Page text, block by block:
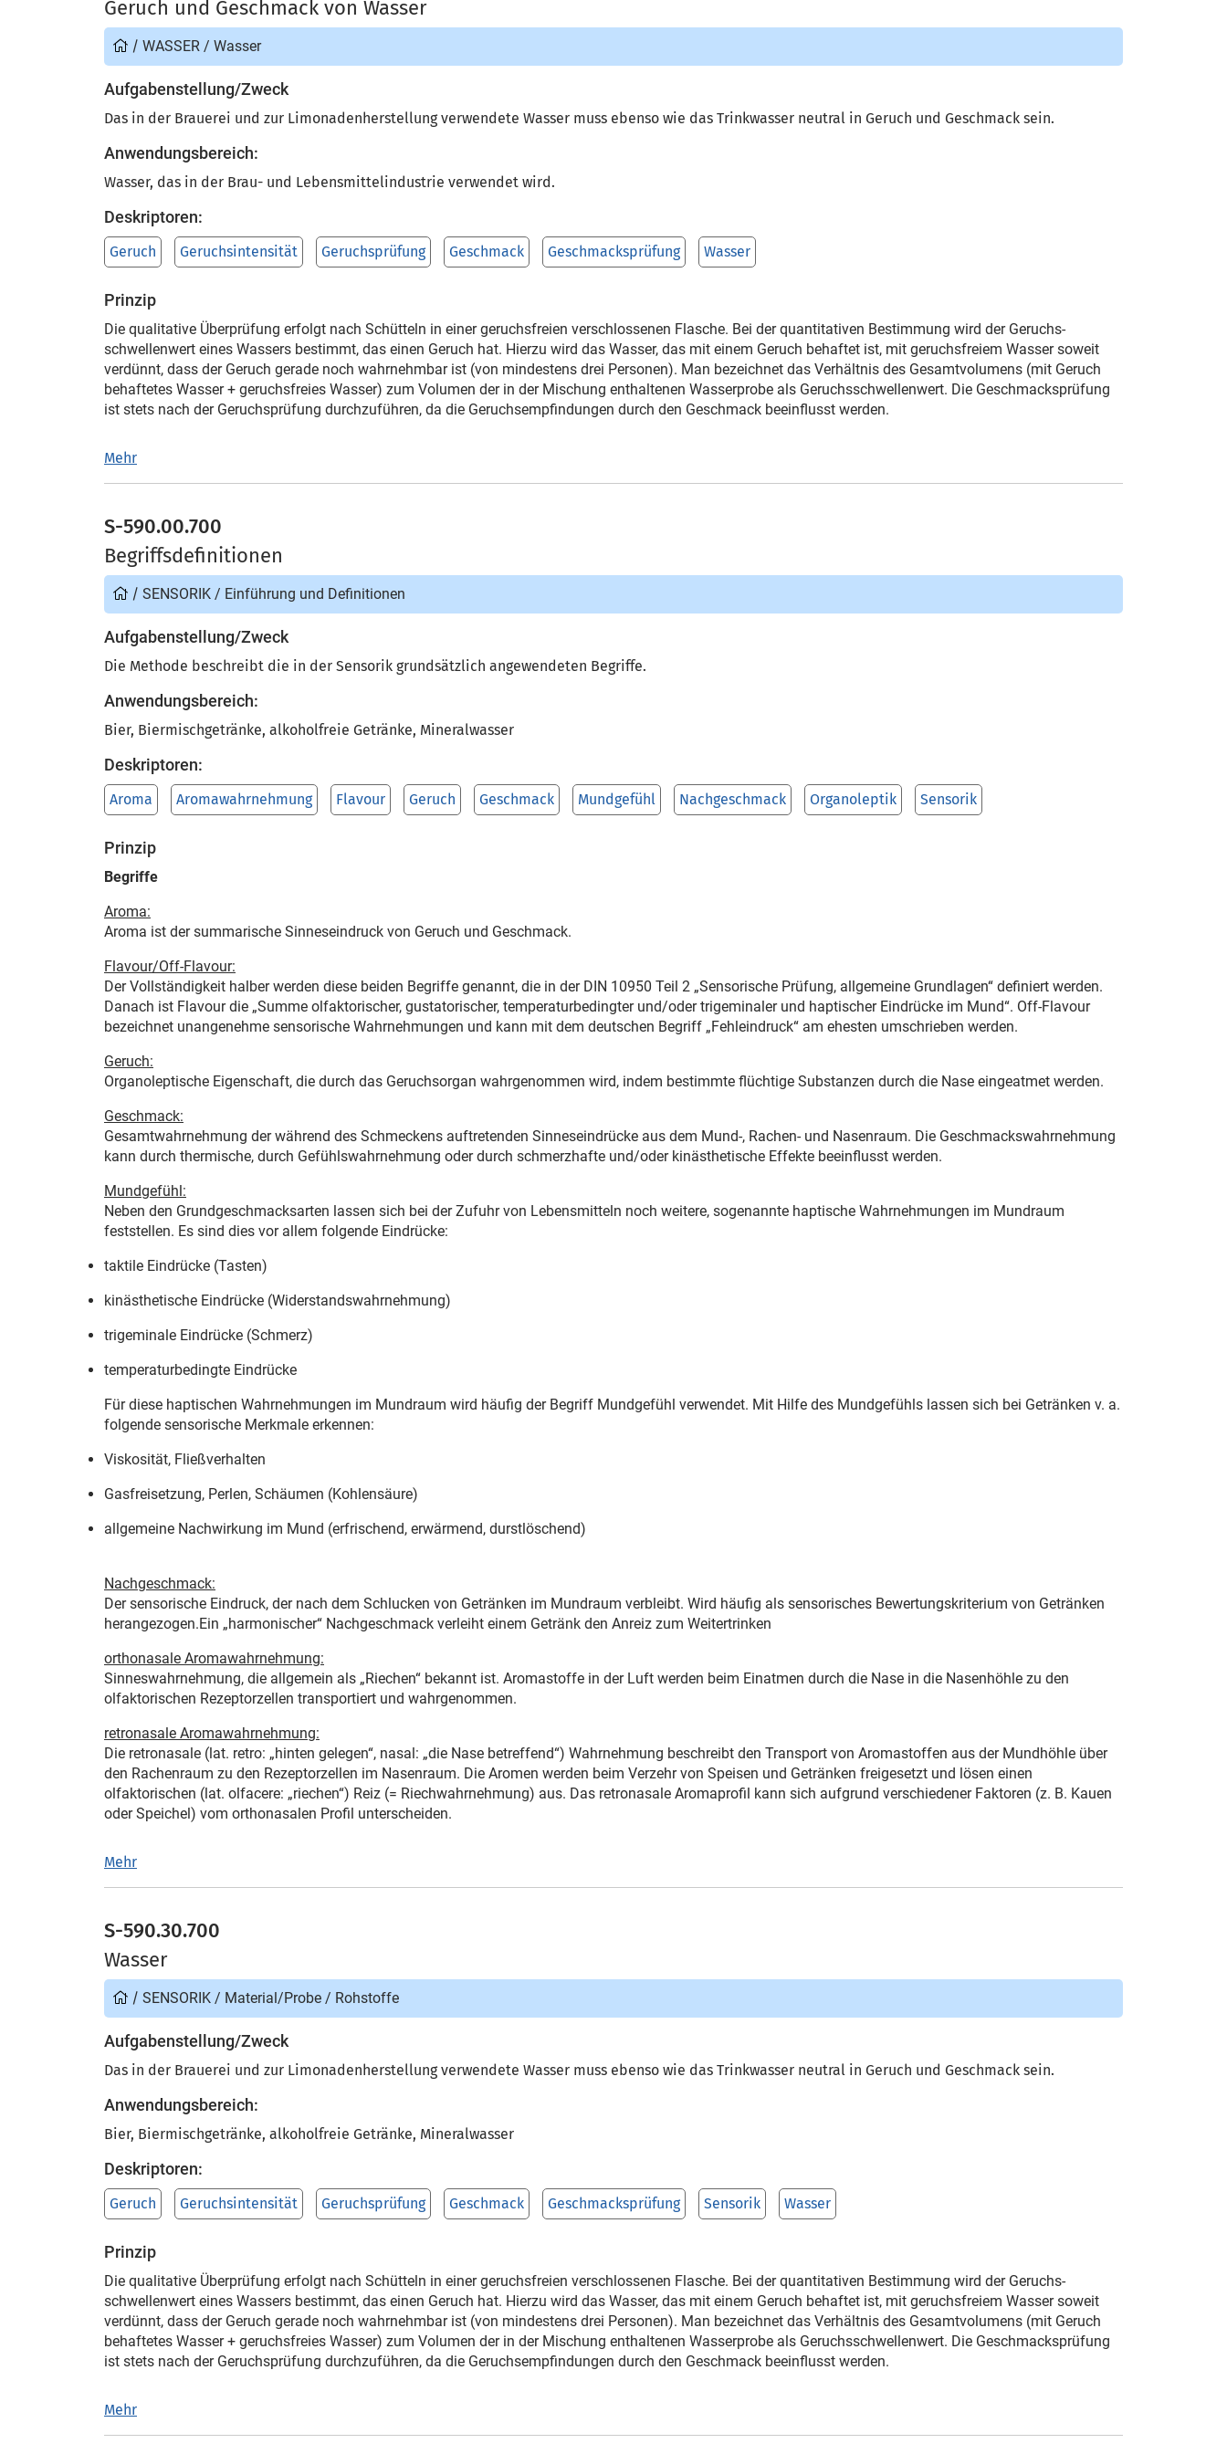
Geruch und Geschmack von Wasser
/ WASSER / Wasser
Aufgabenstellung/Zweck
Das in der Brauerei und zur Limonadenherstellung verwendete Wasser muss ebenso wie das Trinkwasser neutral in Geruch und Geschmack sein.
Anwendungsbereich:
Wasser, das in der Brau- und Lebensmittelindustrie verwendet wird.
Deskriptoren:
Geruch Geruchsintensität Geruchsprüfung Geschmack Geschmacksprüfung Wasser
Prinzip
Die qualitative Überprüfung erfolgt nach Schütteln in einer geruchsfreien verschlossenen Flasche. Bei der quantitativen Bestimmung wird der Geruchs­
schwellenwert eines Wassers bestimmt, das einen Geruch hat. Hierzu wird das Wasser, das mit einem Geruch behaftet ist, mit geruchsfreiem Wasser soweit
verdünnt, dass der Geruch gerade noch wahrnehmbar ist (von min­destens drei Personen). Man bezeichnet das Verhältnis des Gesamtvolumens (mit Geruch
behaftetes Wasser + geruchsfreies Wasser) zum Volumen der in der Mischung enthaltenen Wasserprobe als Geruchsschwellenwert. Die Ge­schmacksprüfung
ist stets nach der Geruchsprüfung durchzuführen, da die Geruchsempfindungen durch den Geschmack beeinflusst werden.
Mehr
S-590.00.700
Begriffsdefinitionen
/ SENSORIK / Einführung und Definitionen
Aufgabenstellung/Zweck
Die Methode beschreibt die in der Sensorik grundsätzlich angewendeten Begriffe.
Anwendungsbereich:
Bier, Biermischgetränke, alkoholfreie Getränke, Mineralwasser
Deskriptoren:
Aroma Aromawahrnehmung Flavour Geruch Geschmack Mundgefühl Nachgeschmack Organoleptik Sensorik
Prinzip
Begriffe
Aroma:
Aroma ist der summarische Sinneseindruck von Geruch und Geschmack.
Flavour/Off-Flavour:
Der Vollständigkeit halber werden diese beiden Begriffe genannt, die in der DIN 10950 Teil 2 „Sensorische Prüfung, allgemeine Grundlagen“ definiert werden.
Danach ist Flavour die „Summe olfaktorischer, gustatorischer, temperaturbedingter und/oder trigeminaler und haptischer Eindrücke im Mund“. Off-Flavour
bezeichnet unangenehme sensorische Wahrnehmungen und kann mit dem deutschen Begriff „Fehleindruck“ am ehesten umschrieben werden.
Geruch:
Organoleptische Eigenschaft, die durch das Geruchs­organ wahrgenommen wird, indem bestimmte flüchtige Substanzen durch die Nase eingeatmet werden.
Geschmack:
Gesamtwahrnehmung der während des Schmeckens auftretenden Sinneseindrücke aus dem Mund-, Rachen- und Nasenraum. Die Geschmackswahrnehmung
kann durch thermische, durch Gefühlswahrnehmung oder durch schmerz­hafte und/oder kinästhetische Effekte beeinflusst werden.
Mundgefühl:
Neben den Grundgeschmacksarten lassen sich bei der Zufuhr von Lebensmitteln noch weitere, soge­nann­te haptische Wahrnehmungen im Mundraum
feststellen. Es sind dies vor allem folgende Eindrücke:­
taktile Eindrücke (Tasten)
kinästhetische Eindrücke (Widerstandswahrnehmung)­
trigeminale Eindrücke (Schmerz)
temperaturbedingte Eindrücke
Für diese haptischen Wahrnehmungen im Mundraum wird häufig der Begriff Mundgefühl verwendet. Mit Hilfe des Mundgefühls lassen sich bei Getränken v. a.
folgende sensorische Merkmale erkennen:­
Viskosität, Fließverhalten
Gasfreisetzung, Perlen, Schäumen (Kohlensäure)
allgemeine Nachwirkung im Mund (erfrischend, erwärmend, durstlöschend)
Nachgeschmack:
Der sensorische Eindruck, der nach dem Schlucken von Getränken im Mundraum verbleibt. Wird häufig als sensorisches Bewertungskriterium von Getränken
herangezogen.Ein „harmonischer“ Nachgeschmack verleiht einem Getränk den Anreiz zum Weitertrinken
orthonasale Aromawahrnehmung:
Sinneswahrnehmung, die allgemein als „Riechen“ bekannt ist. Aromastoffe in der Luft werden beim Einatmen durch die Nase in die Nasenhöhle zu den
olfaktorischen Rezeptorzellen transportiert und wahrgenommen.
retronasale Aromawahrnehmung:
Die retronasale (lat. retro: „hinten gelegen“, nasal: „die Nase betreffend“) Wahrnehmung beschreibt den Transport von Aromastoffen aus der Mundhöhle über
den Rachenraum zu den Rezeptorzellen im Nasenraum. Die Aromen werden beim Verzehr von Speisen und Getränken freigesetzt und lösen einen
olfaktorischen (lat. olfacere: „riechen“) Reiz (= Riechwahrnehmung) aus. Das retronasale Aromaprofil kann sich aufgrund verschiedener Faktoren (z. B. Kauen
oder Speichel) vom orthonasalen Profil unterscheiden.
Mehr
S-590.30.700
Wasser
/ SENSORIK / Material/Probe / Rohstoffe
Aufgabenstellung/Zweck
Das in der Brauerei und zur Limonadenherstellung verwendete Wasser muss ebenso wie das Trinkwasser neutral in Geruch und Geschmack sein.
Anwendungsbereich:
Bier, Biermischgetränke, alkoholfreie Getränke, Mineralwasser
Deskriptoren:
Geruch Geruchsintensität Geruchsprüfung Geschmack Geschmacksprüfung Sensorik Wasser
Prinzip
Die qualitative Überprüfung erfolgt nach Schütteln in einer geruchsfreien verschlossenen Flasche. Bei der quantitativen Bestimmung wird der Geruchs­
schwellenwert eines Wassers bestimmt, das einen Geruch hat. Hierzu wird das Wasser, das mit einem Geruch behaftet ist, mit geruchsfreiem Wasser soweit
verdünnt, dass der Geruch gerade noch wahrnehmbar ist (von min­destens drei Personen). Man bezeichnet das Verhältnis des Gesamtvolumens (mit Geruch
behaftetes Wasser + geruchsfreies Wasser) zum Volumen der in der Mischung enthaltenen Wasserprobe als Geruchsschwellenwert. Die Ge­schmacksprüfung
ist stets nach der Geruchsprüfung durchzuführen, da die Geruchsempfindungen durch den Geschmack beeinflusst werden.
Mehr